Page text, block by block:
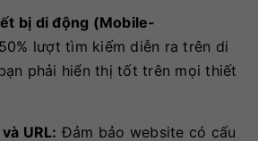
bị di động (Mobile-
lượt tìm kiếm diễn ra trên di
phải hiển thị tốt trên mọi thiết
URL: Đảm bảo website có cấu